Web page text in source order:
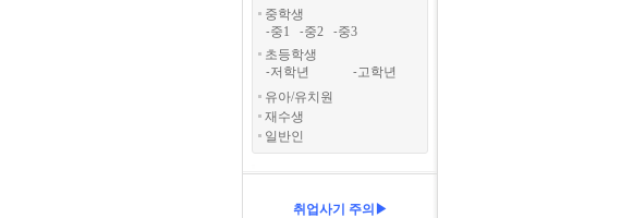
중학생
-중1 -중2 -중3
초등학생
-저학년 -고학년
유아/유치원
재수생
일반인
취업사기 주의▶